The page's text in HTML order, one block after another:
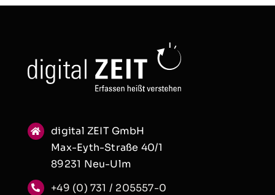
digital ZEIT GmbH
Max-Eyth-Straße 40/1
89231 Neu-Ulm
+49 (0) 731 / 205557-0